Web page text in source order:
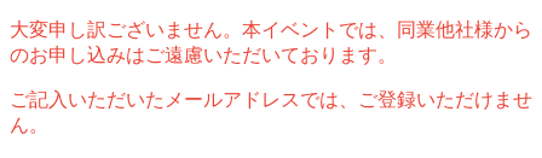
大変申し訳ございません。本イベントでは、同業他社様から
のお申し込みはご遠慮いただいております。
ご記入いただいたメールアドレスでは、ご登録いただけませ
ん。